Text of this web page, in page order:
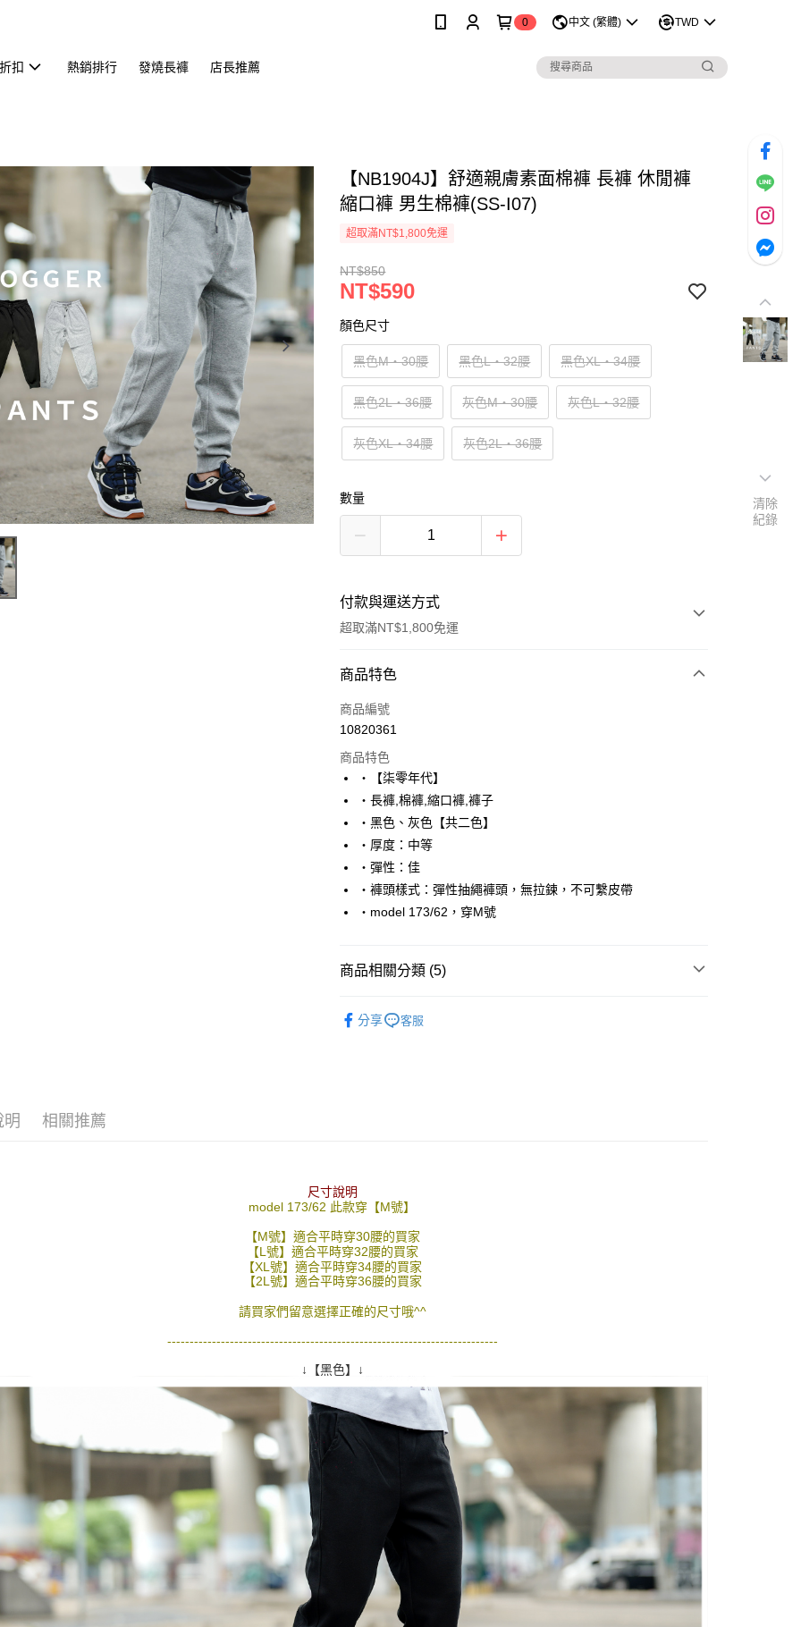
0 中文 (繁體) TWD
扣 熱銷排行 發燒長褲 店長推薦
【NB1904J】舒適親膚素面棉褲 長褲 休閒褲
縮口褲 男生棉褲(SS-I07)
超取滿NT$1,800免運
NT$850
NT$590
顏色尺寸
黑色M‧30腰 黑色L‧32腰 黑色XL‧34腰
黑色2L‧36腰 灰色M‧30腰 灰色L‧32腰
灰色XL‧34腰 灰色2L‧36腰
數量
付款與運送方式
超取滿NT$1,800免運
付款方式
信用卡一次付款
LINE Pay
Apple Pay
街口支付
悠遊付
Google Pay
【關於「AFTEE先享後付」】
１．簡單：不需註冊會員、不需綁卡、不需儲值。
※ 請注意：結帳手續完成當下不需立刻繳費，但若您需要取消訂單，請聯
絡購買商品的店家。未經商家同意取消之訂單仍視為有效，需透過AFTEE
※ 交易是否成功請以「AFTEE先享後付 」之結帳頁面顯示為準，若有關於
是否繳費成功／繳費後需取消欲退款等相關疑問，請聯繫「AFTEE先享後
付客戶支援中心」
１．透過由恩沛科技股份有限公司提供之「AFTEE先享後付」服務完成之
求債權轉讓予恩沛科技股份有限公司。
２．關於個人資料處理事宜，請瀏覽以下網址：
https://aftee.tw/terms/#terms3
３．未成年的使用者請事先徵得法定代理人或監護人之同意方可使用
「AFTEE先享後付」，若未經同意申辦者引起之損失，本公司不負相關責
任。
４．使用「AFTEE先享後付」時，將依據個別帳號之用戶狀況，依本公司
即時審查核予不同之上限額度；若仍有額度不足之情形，本公司將視審查
結果請求用戶進行身份認證。
５．嚴禁一人註冊多個帳號或使用他人資訊註冊。若發現惡意使用之情
形，恩沛科技股份有限公司將有權停止該用戶之使用額度並採取法律行
7-11付款取貨
先付款後7-11取貨
每筆NT$80，滿NT$1,800(含以上)免運費
宅配
商品特色
商品編號
10820361
商品特色
‧【柒零年代】
‧長褲,棉褲,縮口褲,褲子
‧黑色、灰色【共二色】
‧厚度：中等
‧彈性：佳
‧褲頭樣式：彈性抽繩褲頭，無拉鍊，不可繫皮帶
‧model 173/62，穿M號
商品相關分類 (5)
分享 客服
明 相關推薦
尺寸說明
model 173/62 此款穿【M號】
【M號】適合平時穿30腰的買家
【L號】適合平時穿32腰的買家
【XL號】適合平時穿34腰的買家
【2L號】適合平時穿36腰的買家
請買家們留意選擇正確的尺寸哦^^
--------------------------------------------------------------------------
↓【黑色】↓
清除
紀錄